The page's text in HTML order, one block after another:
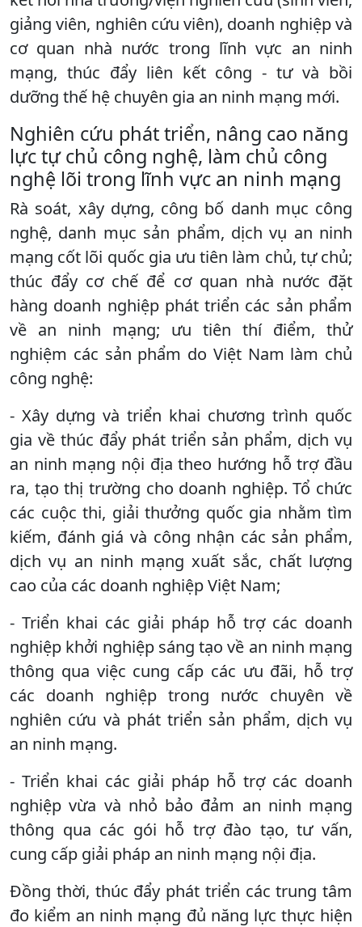
giảng viên, nghiên cứu viên), doanh nghiệp và
cơ quan nhà nước trong lĩnh vực an ninh
mạng, thúc đẩy liên kết công - tư và bồi
dưỡng thế hệ chuyên gia an ninh mạng mới.
Nghiên cứu phát triển, nâng cao năng
lực tự chủ công nghệ, làm chủ công
nghệ lõi trong lĩnh vực an ninh mạng
Rà soát, xây dựng, công bố danh mục công
nghệ, danh mục sản phẩm, dịch vụ an ninh
mạng cốt lõi quốc gia ưu tiên làm chủ, tự chủ;
thúc đẩy cơ chế để cơ quan nhà nước đặt
hàng doanh nghiệp phát triển các sản phẩm
về an ninh mạng; ưu tiên thí điểm, thử
nghiệm các sản phẩm do Việt Nam làm chủ
công nghệ:
- Xây dựng và triển khai chương trình quốc
gia về thúc đẩy phát triển sản phẩm, dịch vụ
an ninh mạng nội địa theo hướng hỗ trợ đầu
ra, tạo thị trường cho doanh nghiệp. Tổ chức
các cuộc thi, giải thưởng quốc gia nhằm tìm
kiếm, đánh giá và công nhận các sản phẩm,
dịch vụ an ninh mạng xuất sắc, chất lượng
cao của các doanh nghiệp Việt Nam;
- Triển khai các giải pháp hỗ trợ các doanh
nghiệp khởi nghiệp sáng tạo về an ninh mạng
thông qua việc cung cấp các ưu đãi, hỗ trợ
các doanh nghiệp trong nước chuyên về
nghiên cứu và phát triển sản phẩm, dịch vụ
an ninh mạng.
- Triển khai các giải pháp hỗ trợ các doanh
nghiệp vừa và nhỏ bảo đảm an ninh mạng
thông qua các gói hỗ trợ đào tạo, tư vấn,
cung cấp giải pháp an ninh mạng nội địa.
Đồng thời, thúc đẩy phát triển các trung tâm
đo kiểm an ninh mạng đủ năng lực thực hiện